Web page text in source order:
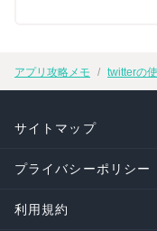
アプリ攻略メモ twitterの
サイトマップ
プライバシーポリシー
利用規約